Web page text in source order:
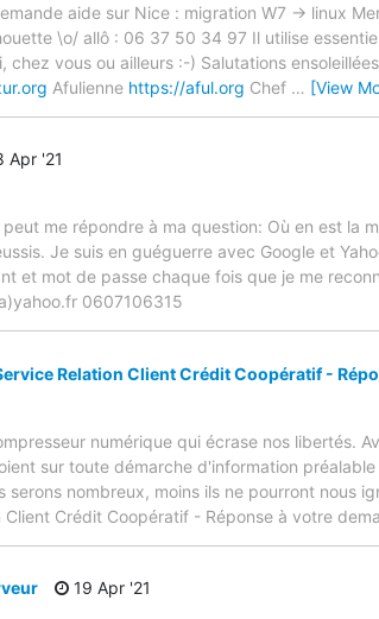
aide sur Nice : migration W7 -> linux
\o/ allô : 06 37 50 34 97 Il utilise
vous ou ailleurs :-) Salutations
Afulienne https://aful.org Chef … [View
Apr '21
me répondre à ma question: Où en est la
Je suis en guéguerre avec Google et
et mot de passe chaque fois que je me
0607106315
Relation Client Crédit Coopératif -
numérique qui écrase nos libertés.
sur toute démarche d'information
serons nombreux, moins ils ne pourront nous
Crédit Coopératif - Réponse à votre
19 Apr '21